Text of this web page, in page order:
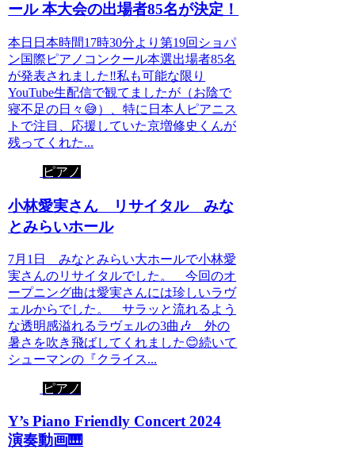
ール 本大会の出場者85名が決定！
本日日本時間17時30分より第19回ショパ
ン国際ピアノコンクール本選出場者85名
が発表されました‼️私も可能な限り
YouTube生配信で観てましたが（お陰で
寝不足の日々😅）、特に日本人ピアニス
トで注目、応援していた京増修史くんが
残ってくれた...
ピアノ
小林愛実さん リサイタル みな
とみらいホール
7月1日 みなとみらい大ホールで小林愛
実さんのリサイタルでした。 今回のオ
ープニング曲は愛実さんには珍しいラヴ
ェルからでした。 サラッと流れるよう
な透明感溢れるラヴェルの3曲🎶 外の
暑さを吹き飛ばしてくれました😊続いて
シューマンの『クライス...
ピアノ
Y’s Piano Friendly Concert 2024
演奏動画🎹